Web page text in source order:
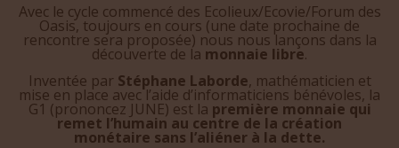
Avec le cycle commencé des Ecolieux/Ecovie/Forum des
Oasis, toujours en cours (une date prochaine de
rencontre sera proposée) nous nous lançons dans la
découverte de la monnaie libre.
Inventée par Stéphane Laborde, mathématicien et
mise en place avec l’aide d’informaticiens bénévoles, la
G1 (prononcez JUNE) est la première monnaie qui
remet l’humain au centre de la création
monétaire sans l’aliéner à la dette.